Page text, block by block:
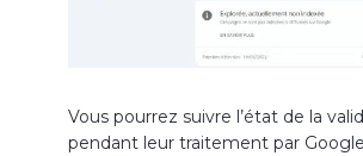
Vous pourrez suivre l’état de la
pendant leur traitement par